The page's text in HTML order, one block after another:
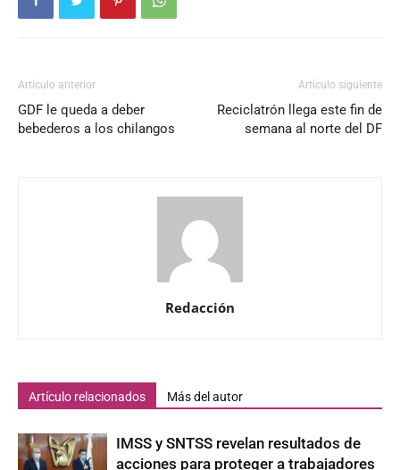
Artículo anterior
GDF le queda a deber
bebederos a los chilangos
Artículo siguiente
Reciclatrón llega este fin de
semana al norte del DF
Redacción
Artículo relacionados Más del autor
IMSS y SNTSS revelan resultados de
acciones para proteger a trabajadores